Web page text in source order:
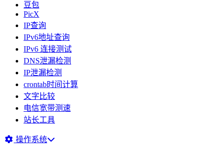
豆包
PicX
IP查询
IPv6地址查询
IPv6 连接测试
DNS泄漏检测
IP泄漏检测
crontab时间计算
文字比较
电信宽带测速
站长工具
操作系统